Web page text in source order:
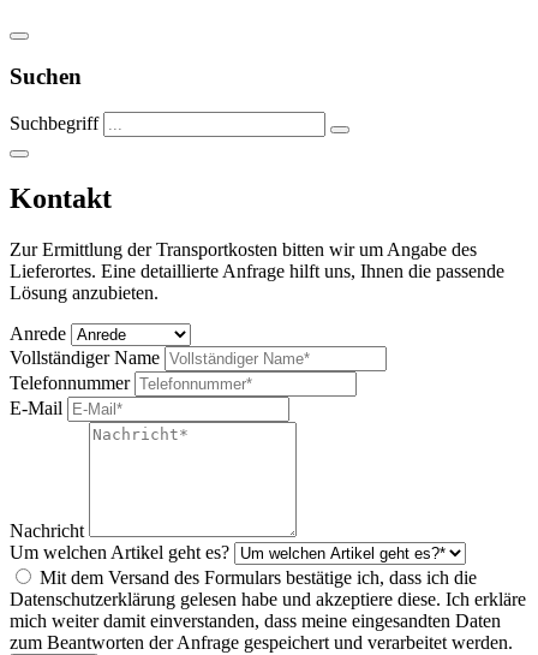
Suchen
Suchbegriff
Kontakt
Zur Ermittlung der Transportkosten bitten wir um Angabe des
Lieferortes. Eine detaillierte Anfrage hilft uns, Ihnen die passende
Lösung anzubieten.
Anrede
Vollständiger Name
Telefonnummer
E-Mail
Nachricht
Um welchen Artikel geht es?
Mit dem Versand des Formulars bestätige ich, dass ich die
Datenschutzerklärung gelesen habe und akzeptiere diese. Ich erkläre
mich weiter damit einverstanden, dass meine eingesandten Daten
zum Beantworten der Anfrage gespeichert und verarbeitet werden.